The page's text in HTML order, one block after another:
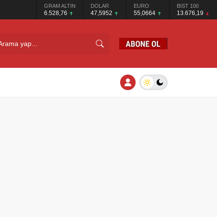
GRAM ALTIN
6.528,76
DOLAR
47,5952
EURO
55,0664
BIST 100
13.676,19